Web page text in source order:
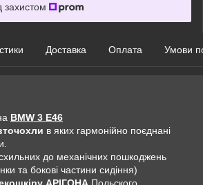
захистом
Доставка Оплата Умови
BMW 3 E46
в яких гармонійно поєднані
до механічних пошкоджень
та бокові частини сидіння)
АРІГОНА Польского